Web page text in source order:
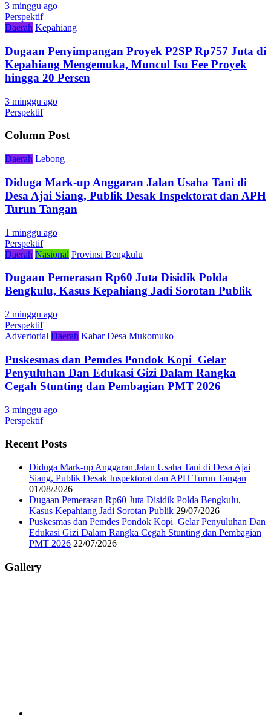
3 minggu ago
Perspektif
Daerah Kepahiang
Dugaan Penyimpangan Proyek P2SP Rp757 Juta di
Kepahiang Mengemuka, Muncul Isu Fee Proyek
hingga 20 Persen
3 minggu ago
Perspektif
Column Post
Daerah Lebong
Diduga Mark-up Anggaran Jalan Usaha Tani di
Desa Ajai Siang, Publik Desak Inspektorat dan APH
Turun Tangan
1 minggu ago
Perspektif
Daerah Nasional Provinsi Bengkulu
Dugaan Pemerasan Rp60 Juta Disidik Polda
Bengkulu, Kasus Kepahiang Jadi Sorotan Publik
2 minggu ago
Perspektif
Advertorial Daerah Kabar Desa Mukomuko
Puskesmas dan Pemdes Pondok Kopi Gelar
Penyuluhan Dan Edukasi Gizi Dalam Rangka
Cegah Stunting dan Pembagian PMT 2026
3 minggu ago
Perspektif
Recent Posts
Diduga Mark-up Anggaran Jalan Usaha Tani di Desa Ajai
Siang, Publik Desak Inspektorat dan APH Turun Tangan
01/08/2026
Dugaan Pemerasan Rp60 Juta Disidik Polda Bengkulu,
Kasus Kepahiang Jadi Sorotan Publik 29/07/2026
Puskesmas dan Pemdes Pondok Kopi Gelar Penyuluhan Dan
Edukasi Gizi Dalam Rangka Cegah Stunting dan Pembagian
PMT 2026 22/07/2026
Gallery